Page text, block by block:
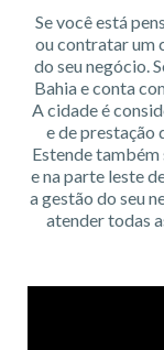
Se você está
ou contratar um
do seu negócio.
Bahia e conta
A cidade é
e de prestação
Estende
e na parte leste
a gestão do seu
atender todas